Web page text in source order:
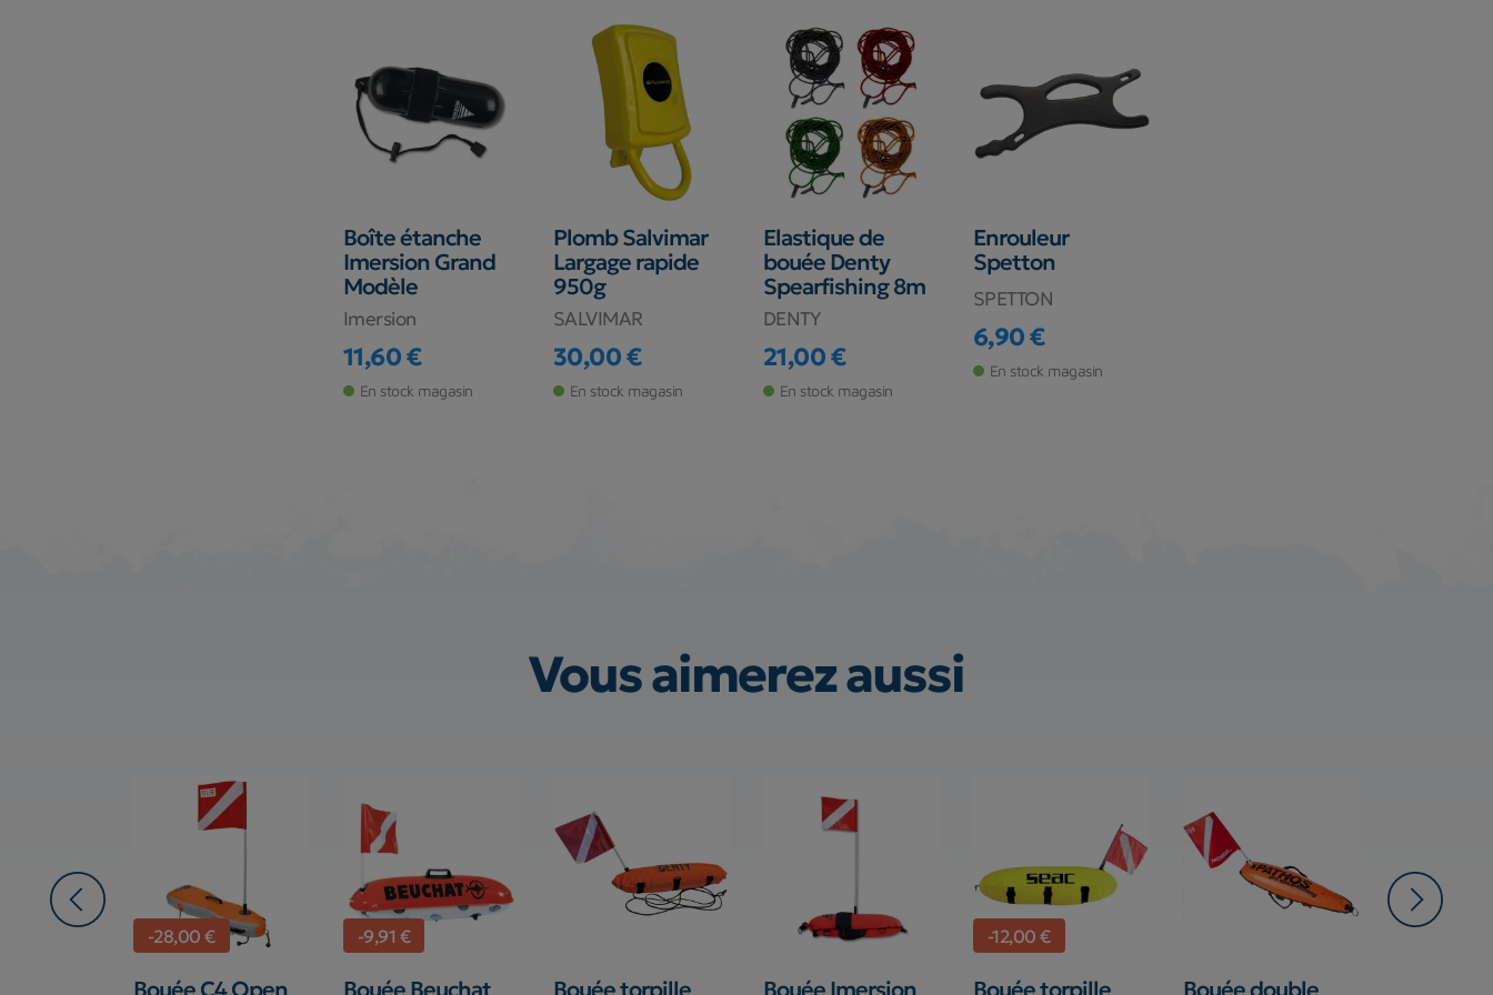
Boîte étanche
Imersion Grand
Modèle
Imersion
Prix
11,60 €
En stock magasin
Plomb Salvimar
Largage rapide
950g
SALVIMAR
Prix
30,00 €
En stock magasin
Elastique de
bouée Denty
Spearfishing 8m
DENTY
Prix
21,00 €
En stock magasin
Enrouleur
Spetton
SPETTON
Prix
6,90 €
En stock magasin
Vous aimerez aussi
-28,00 € -9,91 € -12,00 €